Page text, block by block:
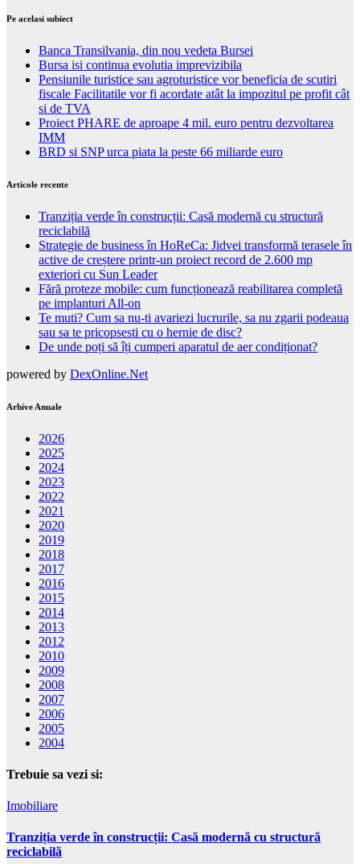
Pe acelasi subiect
Banca Transilvania, din nou vedeta Bursei
Bursa isi continua evolutia imprevizibila
Pensiunile turistice sau agroturistice vor beneficia de scutiri
fiscale Facilitatile vor fi acordate atât la impozitul pe profit cât
si de TVA
Proiect PHARE de aproape 4 mil. euro pentru dezvoltarea
IMM
BRD si SNP urca piata la peste 66 miliarde euro
Articole recente
Tranziția verde în construcții: Casă modernă cu structură
reciclabilă
Strategie de business în HoReCa: Jidvei transformă terasele în
active de creștere printr-un proiect record de 2.600 mp
exteriori cu Sun Leader
Fără proteze mobile: cum funcționează reabilitarea completă
pe implanturi All-on
Te muti? Cum sa nu-ti avariezi lucrurile, sa nu zgarii podeaua
sau sa te pricopsesti cu o hernie de disc?
De unde poți să îți cumperi aparatul de aer condiționat?
powered by DexOnline.Net
Arhive Anuale
2026
2025
2024
2023
2022
2021
2020
2019
2018
2017
2016
2015
2014
2013
2012
2010
2009
2008
2007
2006
2005
2004
Trebuie sa vezi si:
Imobiliare
Tranziția verde în construcții: Casă modernă cu structură
reciclabilă